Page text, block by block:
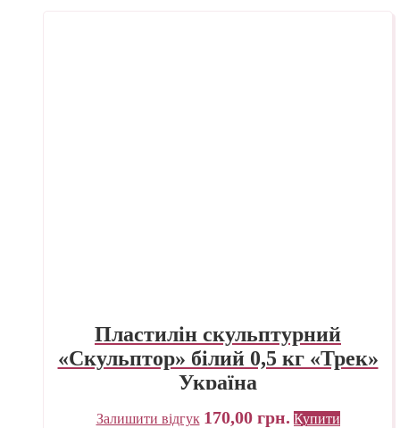
Пластилін скульптурний
«Скульптор» білий 0,5 кг «Трек»
Україна
Залишити відгук 170,00 грн. Купити